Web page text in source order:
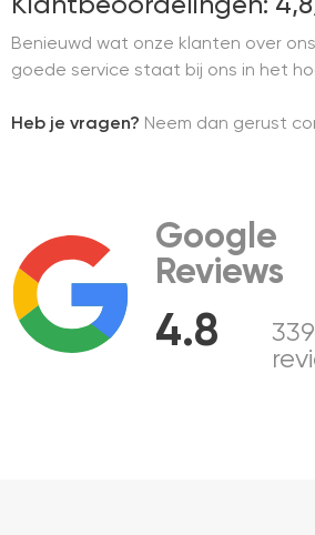
Benieuwd wat onze klanten over
goede service staat bij ons in het
Heb je vragen? Neem dan gerust
4.8
Google
Reviews